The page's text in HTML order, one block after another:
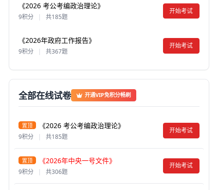
《2026 考公考编政治理论》
9积分 | 共185题
开始考试
《2026年政府工作报告》
9积分 共367题
开始考试
全部在线试卷 开通VIP免积分畅刷
置顶 《2026 考公考编政治理论》
9积分 | 共185题
开始考试
置顶 《2026年中央一号文件》
9积分 | 共306题
开始考试